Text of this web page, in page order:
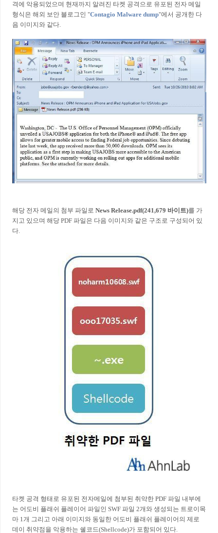
격에 악용되었으며 현재까지 알려진 타켓 공격으로 유포된 전자 메일
형식은 해외 보안 블로그인 "Contagio Malware dump"에서 공개한 다
음 이미지와 같다.
해당 전자 메일의 첨부 파일로 News Release.pdf(241,679 바이트)를 가
지고 있으며 해당 PDF 파일은 다음 이미지와 같은 구조로 구성되어 있
다.
타켓 공격 형태로 유포된 전자메일에 첨부된 취약한 PDF 파일 내부에
는 어도비 플래쉬 플레이어 파일인 SWF 파일 2개와 생성되는 트로이목
마 1개 그리고 아래 이미지와 동일한 어도비 플래쉬 플레이어의 제로
데이 취약점을 악용하는 쉘코드(Shellcode)가 포함되어 있다.